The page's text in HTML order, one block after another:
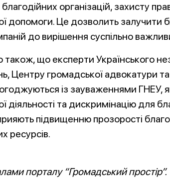
благодійних організацій, захисту
допомоги. Це дозволить залучити
до вирішення суспільно
також, що експерти Українського
Центру громадської адвокатури
із зауваженнями ГНЕУ,
діяльності та дискримінацію для
підвищенню прозорості
ресурсів.
порталу “Громадський простір”.